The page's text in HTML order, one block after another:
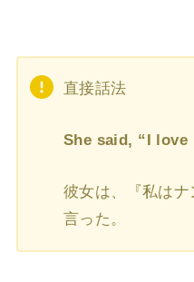
直接話法
She said, “I love
彼女は、『私はナ
言った。